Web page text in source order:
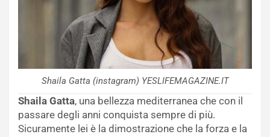
Shaila Gatta (instagram) YESLIFEMAGAZINE.IT
Shaila Gatta, una bellezza mediterranea che con il
passare degli anni conquista sempre di più.
Sicuramente lei è la dimostrazione che la forza e la